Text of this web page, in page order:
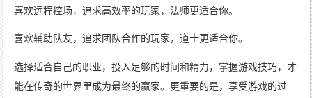
喜欢远程控场，追求高效率的玩家，法师更适合你。
喜欢辅助队友，追求团队合作的玩家，道士更适合你。
选择适合自己的职业，投入足够的时间和精力，掌握游戏技巧，才
能在传奇的世界里成为最终的赢家。更重要的是，享受游戏的过